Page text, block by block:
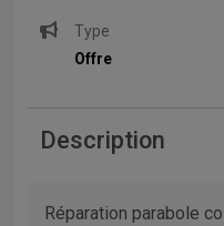
Type
Offre
Description
Réparation parabole